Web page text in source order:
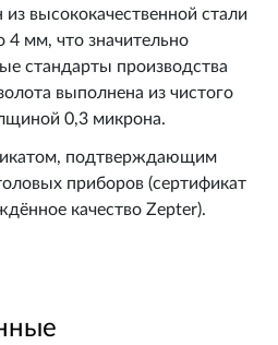
высококачественной стали
мм, что значительно
стандарты производства
выполнена из чистого
0,3 микрона.
подтверждающим
приборов (сертификат
качество Zepter).